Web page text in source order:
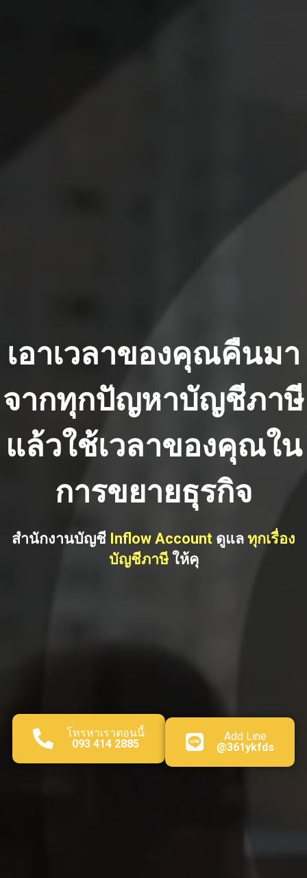
เอาเวลาของคุณคืนมา
จากทุกปัญหาบัญชีภาษี
แล้วใช้เวลาของคุณใน
การขยายธุรกิจ
สำนักงานบัญชี Inflow Account ดูแล ทุกเรื่อง
บัญชีภาษีให้คุ
โทรหาเราตอนนี้
093 414 2885
Add Line
@361ykfds